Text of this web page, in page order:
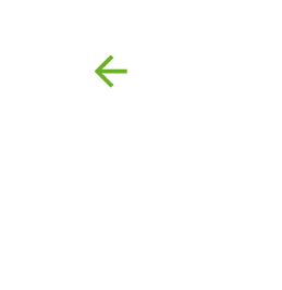
Previous